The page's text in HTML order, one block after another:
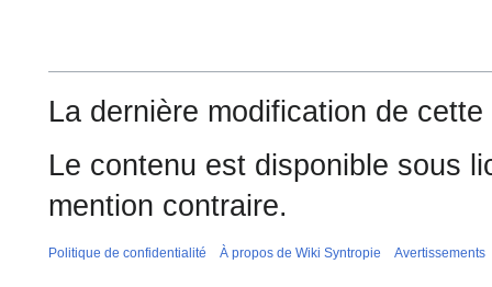
La dernière modification de
Le contenu est disponible sous
mention contraire.
Politique de confidentialité À propos de Wiki Syntropie Avertissements